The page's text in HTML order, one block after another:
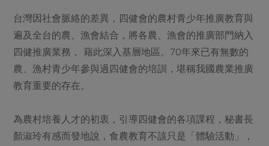
最新產品
優惠專區
樂齡友善
養身食補
節慶大餐
高麗菜海鮮煎餅
典藏閱覽室
媒體報導
下載專區
社務會議 地區活動
活動報下載
台灣因社會脈絡的差異，四健會的農村青少年推廣教育與
遍及全台的農、漁會結合，將各農、漁會的推廣部門納入
四健推廣業務， 藉此深入基層地區。70年來已有無數的
農、漁村青少年參與過四健會的培訓，堪稱我國農業推廣
教育重要的存在。
為農村培養人才的初衷，引導四健會的各項課程，秘書長
顏淑玲有感而發地說，食農教育不該只是「體驗活動」，